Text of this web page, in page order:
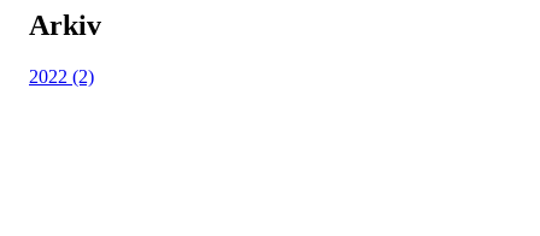
Arkiv
2022 (2)